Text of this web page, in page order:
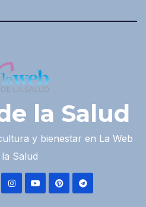
la Salud
y bienestar en La Web
Salud